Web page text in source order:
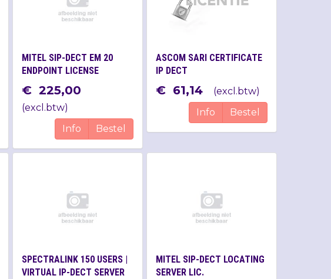
MITEL SIP-DECT EM 20
ENDPOINT LICENSE
€ 225,00
(excl.btw)
Info
Bestel
ASCOM SARI CERTIFICATE
IP DECT
€ 61,14 (excl.btw)
Info
Bestel
SPECTRALINK 150 USERS |
VIRTUAL IP-DECT SERVER
MITEL SIP-DECT LOCATING
SERVER LIC.